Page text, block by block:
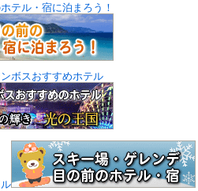
テル・宿に泊まろう！
ボスおすすめホテル